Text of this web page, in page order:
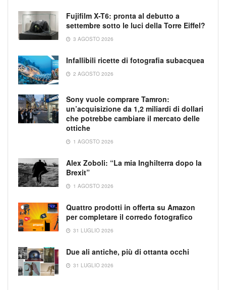
Fujifilm X-T6: pronta al debutto a
settembre sotto le luci della Torre Eiffel?
3 AGOSTO 2026
Infallibili ricette di fotografia subacquea
2 AGOSTO 2026
Sony vuole comprare Tamron:
un’acquisizione da 1,2 miliardi di dollari
che potrebbe cambiare il mercato delle
ottiche
1 AGOSTO 2026
Alex Zoboli: “La mia Inghilterra dopo la
Brexit”
1 AGOSTO 2026
Quattro prodotti in offerta su Amazon
per completare il corredo fotografico
31 LUGLIO 2026
Due ali antiche, più di ottanta occhi
31 LUGLIO 2026